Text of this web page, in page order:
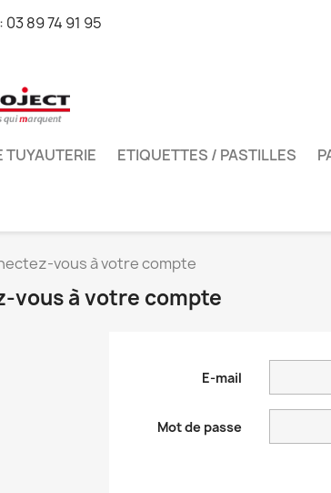
03 89 74 91 95
TUYAUTERIE ETIQUETTES / PASTILLES
vous à votre compte
vous à votre compte
E-mail
Mot de passe